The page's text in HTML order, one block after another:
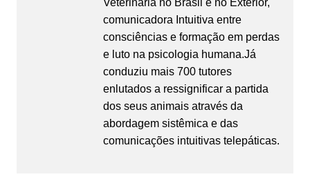
Veterinária no Brasil e no Exterior,
comunicadora Intuitiva entre
consciências e formação em perdas
e luto na psicologia humana.Já
conduziu mais 700 tutores
enlutados a ressignificar a partida
dos seus animais através da
abordagem sistêmica e das
comunicações intuitivas telepáticas.